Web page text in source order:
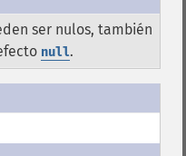
ser nulos, también
null.